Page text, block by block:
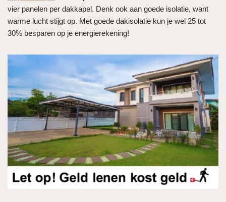
vier panelen per dakkapel. Denk ook aan goede isolatie, want
warme lucht stijgt op. Met goede dakisolatie kun je wel 25 tot
30% besparen op je energierekening!